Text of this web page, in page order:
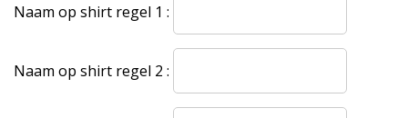
Naam op shirt regel 1 :
Naam op shirt regel 2 :